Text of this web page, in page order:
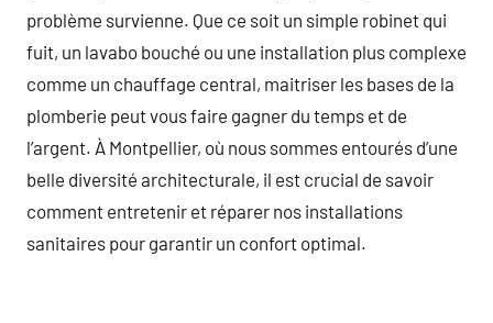
problème survienne. Que ce soit un simple robinet qui
fuit, un lavabo bouché ou une installation plus complexe
comme un chauffage central, maitriser les bases de la
plomberie peut vous faire gagner du temps et de
l’argent. À Montpellier, où nous sommes entourés d’une
belle diversité architecturale, il est crucial de savoir
comment entretenir et réparer nos installations
sanitaires pour garantir un confort optimal.